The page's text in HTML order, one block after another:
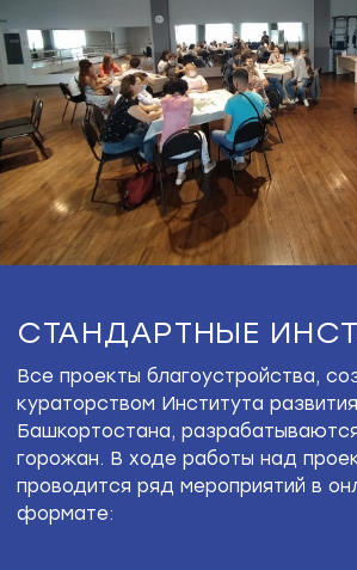
УНИКАЛЬНЫЕ ИНСТРУМЕНТЫ
«EcoUrbanday»
Разработка проекта велась в 2020 году
в период ограничений из-за COVID-19, и команда
прогулка с архитектором
Под руководством ландшафтного архитектора
Ларисы Ащауловой команда активных жителей
Октябрьского провела санитарную обрезку
деревьев и кустарника, а из полученных веток
Совместными усилиями было придумано название